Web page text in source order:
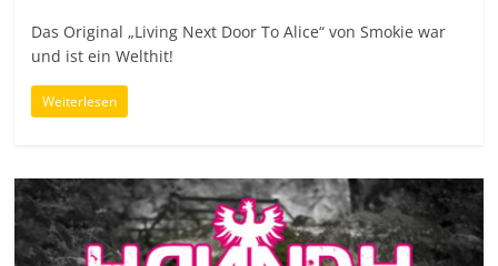
Das Original „Living Next Door To Alice“ von Smokie war
und ist ein Welthit!
Weiterlesen